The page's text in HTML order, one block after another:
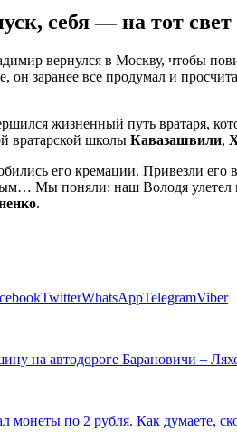
себя — на тот свет
вернулся в Москву, чтобы
он заранее все продумал и
жизненный путь вратаря,
вратарской школы Кавазашвили,
его кремации. Привезли
Мы поняли: наш Володя улетел
.
TwitterWhatsAppTelegramViber
на автодороге Барановичи –
монеты по 2 рубля. Как думаете,